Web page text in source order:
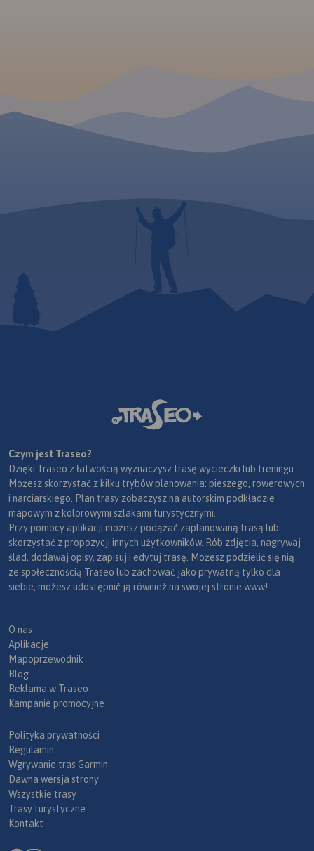
Czym jest Traseo?
Dzięki Traseo z łatwością wyznaczysz trasę wycieczki lub treningu.
Możesz skorzystać z kilku trybów planowania: pieszego, rowerowych
i narciarskiego. Plan trasy zobaczysz na autorskim podkładzie
mapowym z kolorowymi szlakami turystycznymi.
Przy pomocy aplikacji możesz podążać zaplanowaną trasą lub
skorzystać z propozycji innych użytkowników. Rób zdjęcia, nagrywaj
ślad, dodawaj opisy, zapisuj i edytuj trasę. Możesz podzielić się nią
ze społecznością Traseo lub zachować jako prywatną tylko dla
siebie, możesz udostępnić ją również na swojej stronie www!
O nas
Aplikacje
Mapoprzewodnik
Blog
Reklama w Traseo
Kampanie promocyjne
Polityka prywatności
Regulamin
Wgrywanie tras Garmin
Dawna wersja strony
Wszystkie trasy
Trasy turystyczne
Kontakt